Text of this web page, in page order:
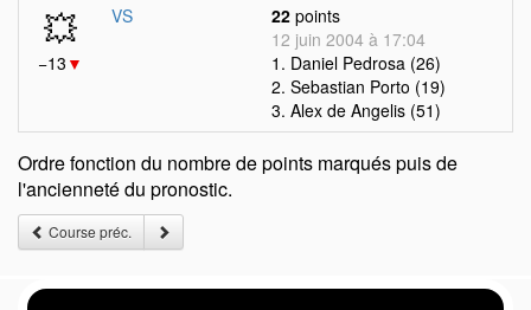
💥
−13 ▼
VS 22 points
12 juin 2004 à 17:04
1. Daniel Pedrosa (26)
2. Sebastian Porto (19)
3. Alex de Angelis (51)
Ordre fonction du nombre de points marqués puis de
l'ancienneté du pronostic.
Course préc.